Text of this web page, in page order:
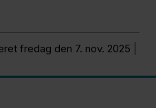
fredag den 7. nov. 2025